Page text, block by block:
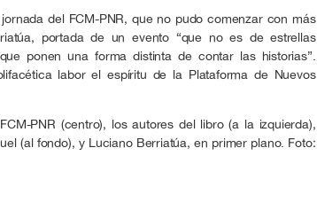
del FCM-PNR, que no pudo comenzar con más
portada de un evento “que no es de estrellas
ponen una forma distinta de contar las historias”.
labor el espíritu de la Plataforma de Nuevos
PNR (centro), los autores del libro (a la izquierda),
(al fondo), y Luciano Berriatúa, en primer plano. Foto: